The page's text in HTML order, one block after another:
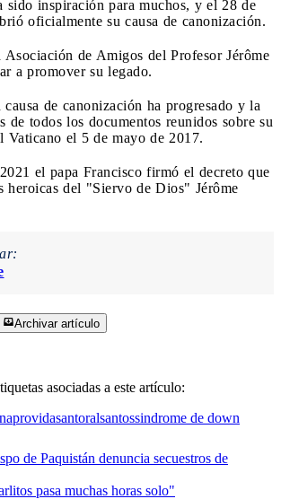
sido inspiración para muchos, y el 28 de
oficialmente su causa de canonización.
Asociación de Amigos del Profesor Jérôme
a promover su legado.
causa de canonización ha progresado y la
de todos los documentos reunidos sobre su
Vaticano el 5 de mayo de 2017.
el papa Francisco firmó el decreto que
heroicas del "Siervo de Dios" Jérôme
Archivar artículo
asociadas a este artículo:
providasantoralsantossindrome de down
de Paquistán denuncia secuestros de
pasa muchas horas solo"